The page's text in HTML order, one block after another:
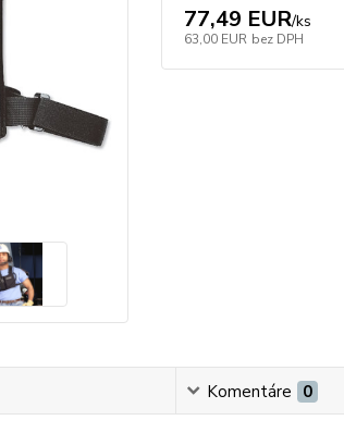
77,49 EUR/ks
63,00 EUR bez DPH
Komentáre 0